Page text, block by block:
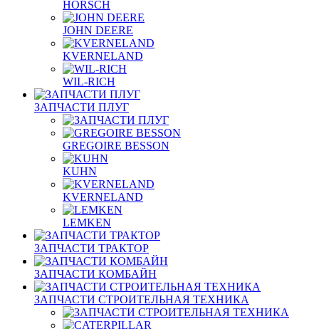
HORSCH
JOHN DEERE
KVERNELAND
WIL-RICH
ЗАПЧАСТИ ПЛУГ
GREGOIRE BESSON
KUHN
KVERNELAND
LEMKEN
ЗАПЧАСТИ ТРАКТОР
ЗАПЧАСТИ КОМБАЙН
ЗАПЧАСТИ СТРОИТЕЛЬНАЯ ТЕХНИКА